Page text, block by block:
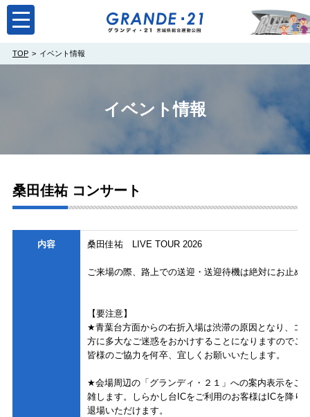
toggle
navigation
TOP イベント情報
イベント情報
桑田佳祐 コンサート
内容 桑田佳祐 LIVE TOUR 2026
ご来場の際、路上での送迎・送迎待機は絶対にお止め
【要注意】
★青葉台方面からの右折入場は渋滞の原因となり、コ
方に多大なご迷惑をおかけすることになりますのでご
皆様のご協力を何卒、宜しくお願いいたします。
★会場周辺の「グランディ・２１」への案内表示をご
雑します。しらかし台ICをご利用のお客様はICを降り
退場いただけます。